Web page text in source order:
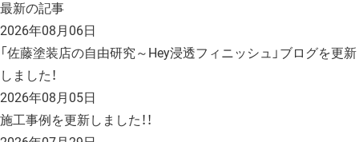
最新の記事
2026年08月06日
「佐藤塗装店の自由研究～Hey浸透フィニッシュ」ブログを更新
しました！
2026年08月05日
施工事例を更新しました！！